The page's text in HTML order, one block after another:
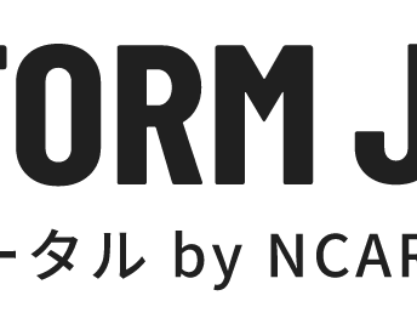
、野性味豊かな萩の
雲母やアコライトなど
島県立美術館）など
挑戦し、現代にふさ
となる。1939年には
学校教授に就任する。
せた《蓬莱之棚》